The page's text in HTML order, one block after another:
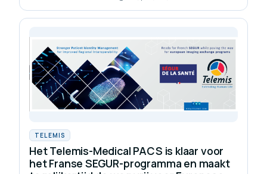
TELEMIS
Het Telemis-Medical PACS is klaar voor
het Franse SEGUR-programma en maakt